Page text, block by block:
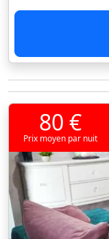
80 €
Prix moyen par nuit